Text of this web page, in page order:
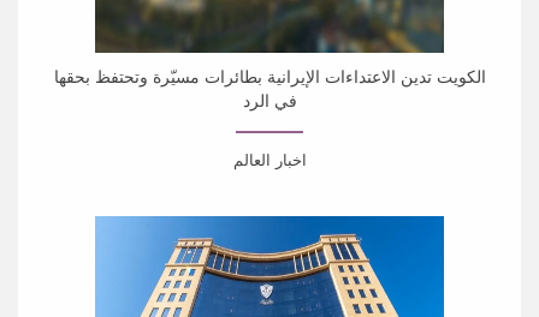
أدانت دولة الكويت بشدة استمرار الاعتداءات الإيرانية على
أراضيها، إثر استهداف عدد من المنشآت الحيوية...
الكويت تدين الاعتداءات الإيرانية بطائرات مسيّرة وتحتفظ بحقها
في الرد
اخبار العالم